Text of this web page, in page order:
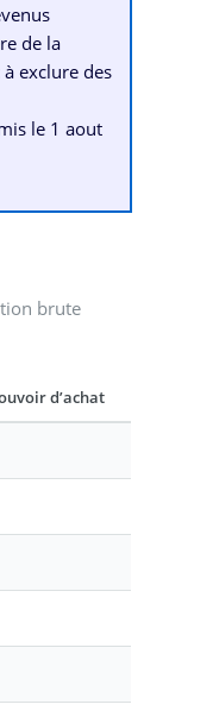
de la
exclure des
le 1 aout
brute
d’achat